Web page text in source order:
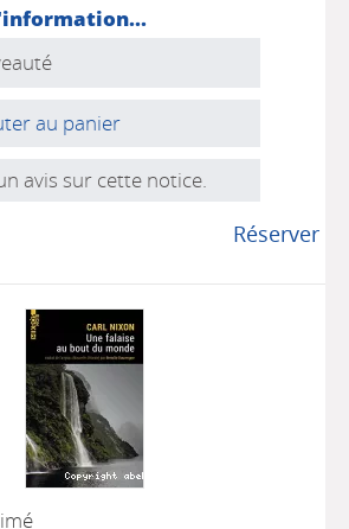
au panier
avis sur cette notice.
Réserver